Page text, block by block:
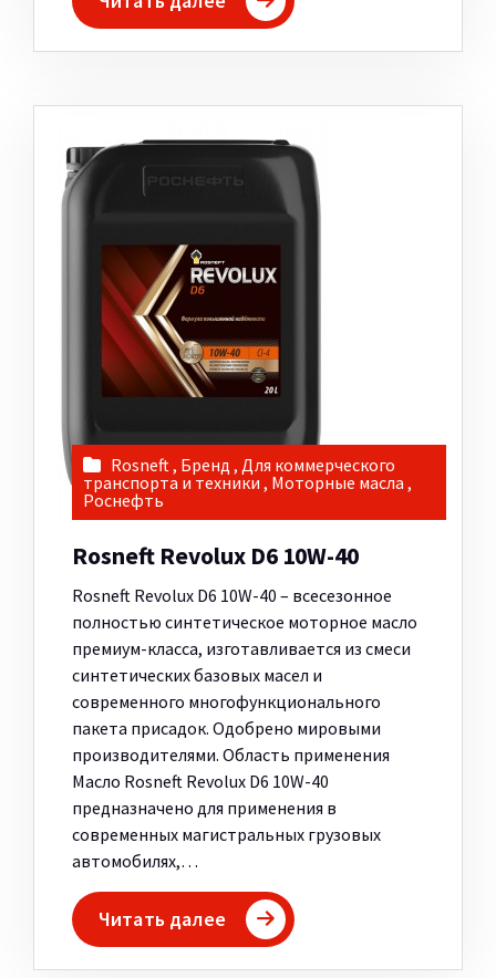
Rosneft, Бренд , Для коммерческого
транспорта и техники , Моторные масла ,
Роснефть
Rosneft Revolux D6 10W-40
Rosneft Revolux D6 10W-40 – всесезонное
полностью синтетическое моторное масло
премиум-класса, изготавливается из смеси
синтетических базовых масел и
современного многофункционального
пакета присадок. Одобрено мировыми
производителями. Область применения
Масло Rosneft Revolux D6 10W-40
предназначено для применения в
современных магистральных грузовых
автомобилях,…
Читать далее